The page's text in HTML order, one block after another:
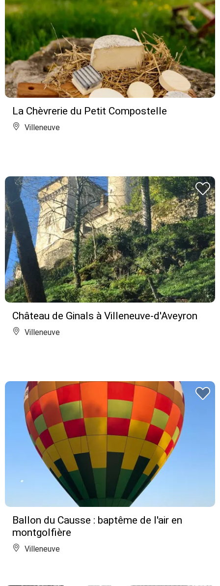
La Chèvrerie du Petit Compostelle
Villeneuve
Château de Ginals à Villeneuve-d'Aveyron
Villeneuve
Ballon du Causse : baptême de l'air en
montgolfière
Villeneuve